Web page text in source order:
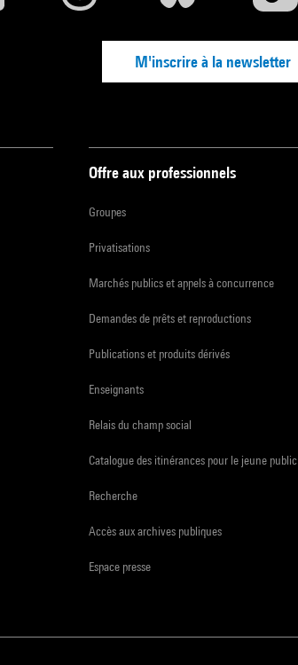
M'inscrire à la newsletter
Offre aux professionnels
Groupes
Privatisations
Marchés publics et appels à concurrence
Demandes de prêts et reproductions
Publications et produits dérivés
Enseignants
Relais du champ social
Catalogue des itinérances pour le jeune public
Recherche
Accès aux archives publiques
Espace presse